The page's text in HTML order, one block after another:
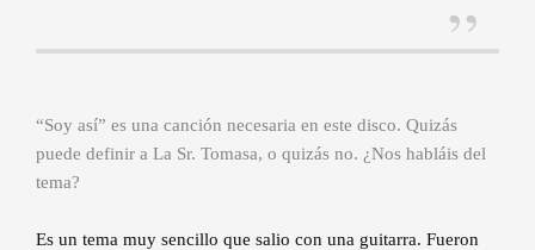
“Soy así” es una canción necesaria en este disco. Quizás
puede definir a La Sr. Tomasa, o quizás no. ¿Nos habláis del
tema?
Es un tema muy sencillo que salio con una guitarra. Fueron